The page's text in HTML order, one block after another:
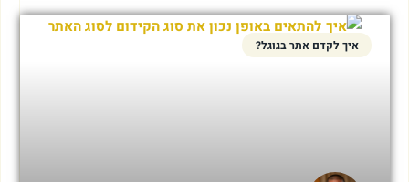
איך לקדם אתר בגוגל?